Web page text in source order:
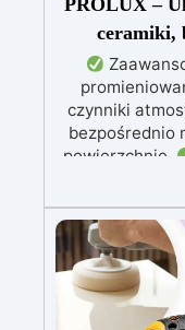
PROLUX –
ceramiki,
czynniki
bezpośrednio
powierzchnie.
intensywnie
formuła,
najwyższej
kolorystyce
połysku.
Uniwersalna: